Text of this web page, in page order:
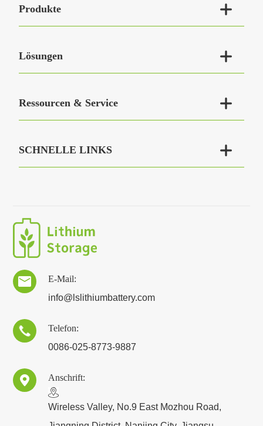
Produkte 
Lösungen 
Ressourcen & Service 
SCHNELLE LINKS 

E-Mail:
info@lslithiumbattery.com

Telefon:
0086-025-8773-9887
 Anschrift:
​Wireless Valley, No.9 East Mozhou Road,